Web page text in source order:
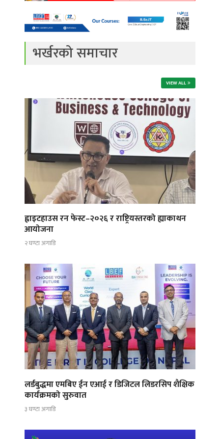
भर्खरको समाचार
VIEW ALL
ह्वाइटहाउस रन फेस्ट–२०२६ र राष्ट्रियस्तरको ह्याकाथन
आयोजना
२ घण्टा अगाडि
लर्डबुद्धमा एमबिए ईन एआई र डिजिटल लिडरसिप शैक्षिक
कार्यक्रमको सुरुवात
३ घण्टा अगाडि